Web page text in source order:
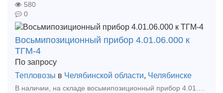
580
0
Восьмипозиционный прибор 4.01.06.000 к
ТГМ-4
По запросу
Тепловозы в Челябинской области, Челябинске
В наличии, на складе восьмипозиционный прибор 4.01.06.000 к тепловозу ТГМ-4. А также большой выбор жд запчастей в наличии и под заказ. Тип предложения: предлагаю продукцию, услугу